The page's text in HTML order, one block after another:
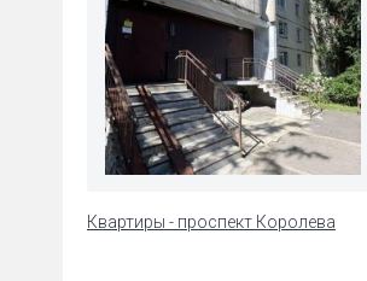
Квартиры - проспект Королева